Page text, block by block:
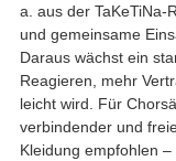
a. aus der TaKeTiNa-
und gemeinsame
Daraus wächst ein
Reagieren, mehr
leicht wird. Für
verbindender und
Kleidung empfohlen